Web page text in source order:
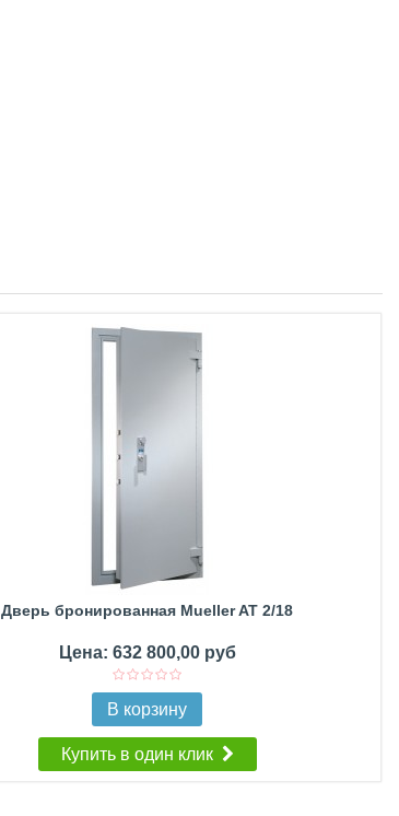
Дверь бронированная Mueller AT 2/18
Цена: 632 800,00 руб
В корзину
Купить в один клик